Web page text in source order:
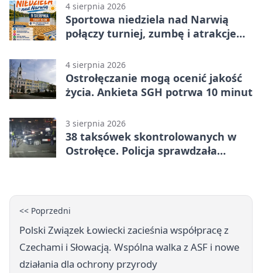
4 sierpnia 2026
Sportowa niedziela nad Narwią
połączy turniej, zumbę i atrakcje
4 sierpnia 2026
Ostrołęczanie mogą ocenić jakość
życia. Ankieta SGH potrwa 10 minut
3 sierpnia 2026
38 taksówek skontrolowanych w
Ostrołęce. Policja sprawdzała
<< Poprzedni
Polski Związek Łowiecki zacieśnia współpracę z
Czechami i Słowacją. Wspólna walka z ASF i nowe
działania dla ochrony przyrody